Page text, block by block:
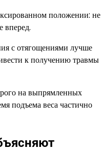
положении: не
вперед.
с отягощениями лучше
к получению травмы
на выпрямленных
подъема веса частично